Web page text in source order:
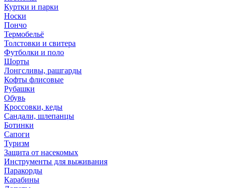
Куртки и парки
Носки
Пончо
Термобельё
Толстовки и свитера
Футболки и поло
Шорты
Лонгсливы, рашгарды
Кофты флисовые
Рубашки
Обувь
Кроссовки, кеды
Сандали, шлепанцы
Ботинки
Сапоги
Туризм
Защита от насекомых
Инструменты для выживания
Паракорды
Карабины